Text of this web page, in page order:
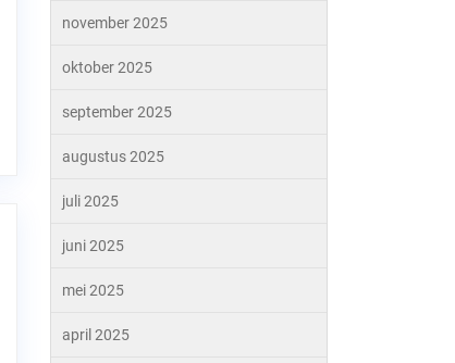
november 2025
oktober 2025
september 2025
augustus 2025
juli 2025
juni 2025
mei 2025
april 2025